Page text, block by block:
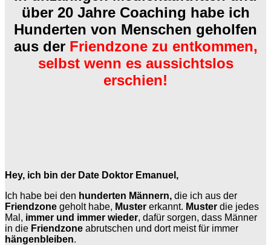
über 20 Jahre Coaching habe ich
Hunderten von Menschen geholfen
aus der Friendzone zu entkommen,
selbst wenn es aussichtslos
erschien!
Hey, ich bin der Date Doktor Emanuel,
Ich habe bei den hunderten Männern, die ich aus der
Friendzone geholt habe, Muster erkannt. Muster die jedes
Mal, immer und immer wieder, dafür sorgen, dass Männer
in die Friendzone abrutschen und dort meist für immer
hängenbleiben.